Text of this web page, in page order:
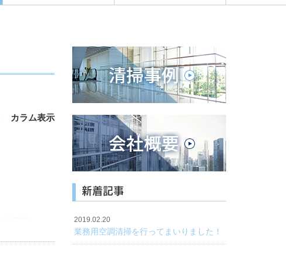
カラム表示
新着記事
2019.02.20
業務用空調清掃を行ってまいりました！